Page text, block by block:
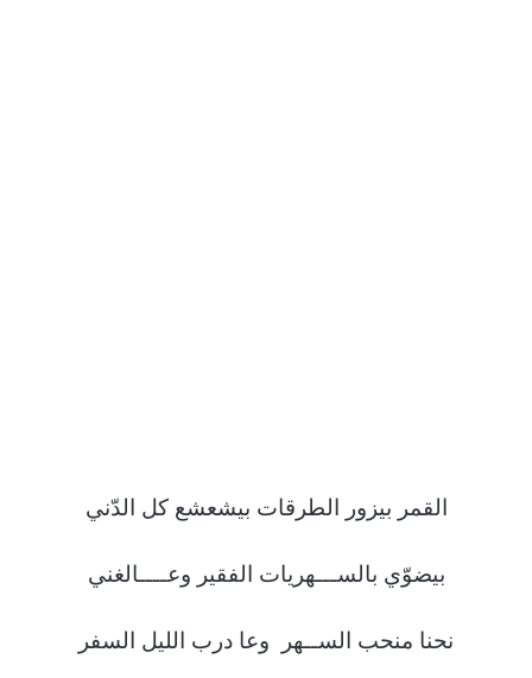
القمر بيزور الطرقات بيشعشع كل الدّني
بيضوّي بالســـهريات الفقير وعــــالغني
نحنا منحب الســهر وعا درب الليل السفر